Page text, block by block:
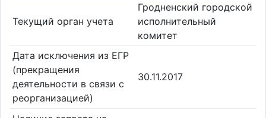
Текущий орган учета
Гродненский городской
исполнительный
комитет
Дата исключения из ЕГР
(прекращения
деятельности в связи с
реорганизацией)
30.11.2017